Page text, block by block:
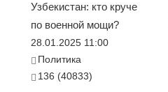
Узбекистан: кто круче
по военной мощи?
28.01.2025 11:00
Политика
136 (40833)